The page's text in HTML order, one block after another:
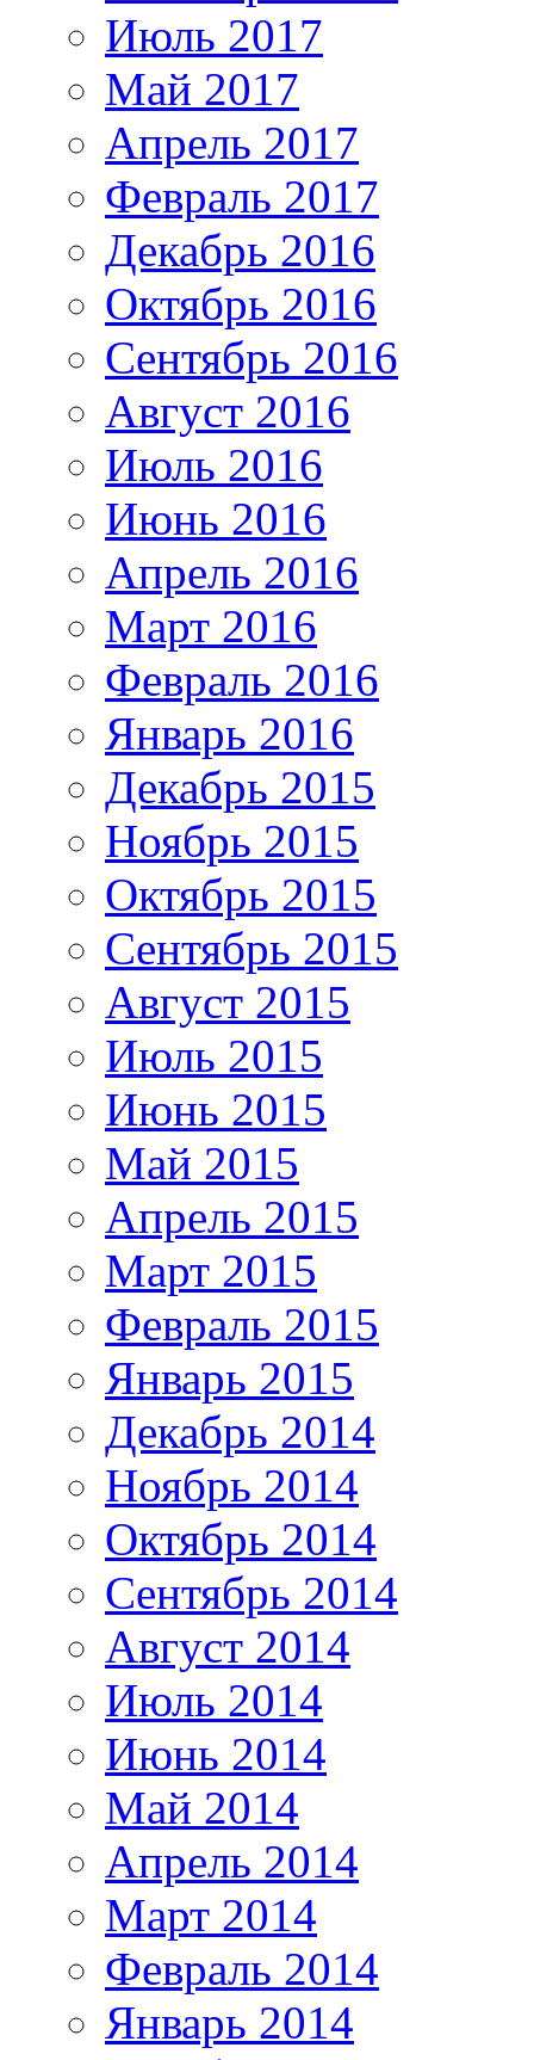
Июль 2017
Май 2017
Апрель 2017
Февраль 2017
Декабрь 2016
Октябрь 2016
Сентябрь 2016
Август 2016
Июль 2016
Июнь 2016
Апрель 2016
Март 2016
Февраль 2016
Январь 2016
Декабрь 2015
Ноябрь 2015
Октябрь 2015
Сентябрь 2015
Август 2015
Июль 2015
Июнь 2015
Май 2015
Апрель 2015
Март 2015
Февраль 2015
Январь 2015
Декабрь 2014
Ноябрь 2014
Октябрь 2014
Сентябрь 2014
Август 2014
Июль 2014
Июнь 2014
Май 2014
Апрель 2014
Март 2014
Февраль 2014
Январь 2014